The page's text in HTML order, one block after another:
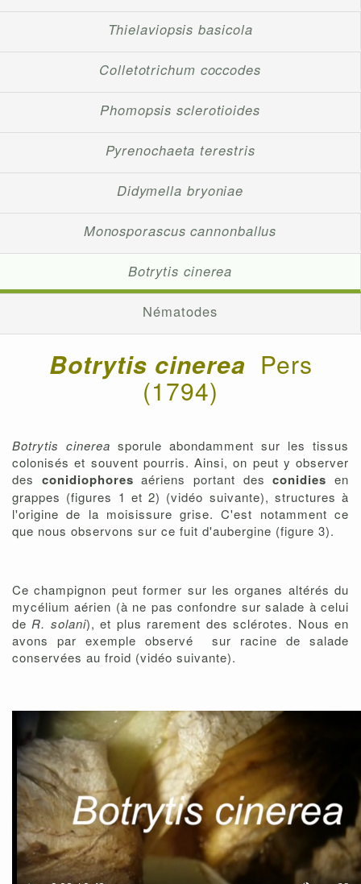
Thielaviopsis basicola
Colletotrichum coccodes
Phomopsis sclerotioides
Pyrenochaeta terestris
Didymella bryoniae
Monosporascus cannonballus
Botrytis cinerea
Nématodes
Botrytis cinerea Pers
(1794)
Botrytis cinerea sporule abondamment sur les tissus
colonisés et souvent pourris. Ainsi, on peut y observer
des conidiophoresaériens portant desconidiesen
grappes (figures 1 et 2) (vidéo suivante), structures à
l'origine de la moisissure grise. C'est notamment ce
que nous observons sur ce fuit d'aubergine (figure 3).
Ce champignon peut former sur les organes altérés du
mycélium aérien (à ne pas confondre sur salade à celui
de R. solani), et plus rarement des sclérotes. Nous en
avons par exemple observé sur racine de salade
conservées au froid (vidéo suivante).